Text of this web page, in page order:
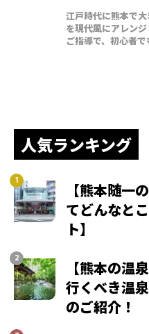
江戸時代に熊本で
を現代風にアレン
ご指導で、初心者
人気ランキング
【熊本随一
てどんなと
ト】
【熊本の温
行くべき温
のご紹介！